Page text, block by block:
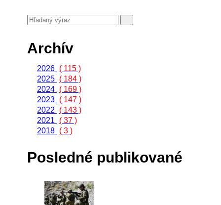
Archív
2026 ( 115 )
2025 ( 184 )
2024 ( 169 )
2023 ( 147 )
2022
( 143 )
2021
( 37 )
2018 ( 3 )
Posledné publikované